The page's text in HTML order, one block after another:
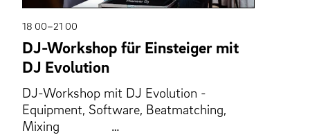
18 00–21 00
DJ-Workshop für Einsteiger mit
DJ Evolution
DJ-Workshop mit DJ Evolution -
Equipment, Software, Beatmatching,
Mixing …